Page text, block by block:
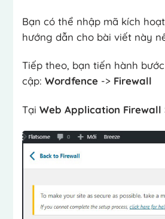
Bạn có thể nhập mã kích
hướng dẫn cho bài viết này
Tiếp theo, bạn tiến hành
cập: Wordfence -> Firewall
Tại Web Application Firewall